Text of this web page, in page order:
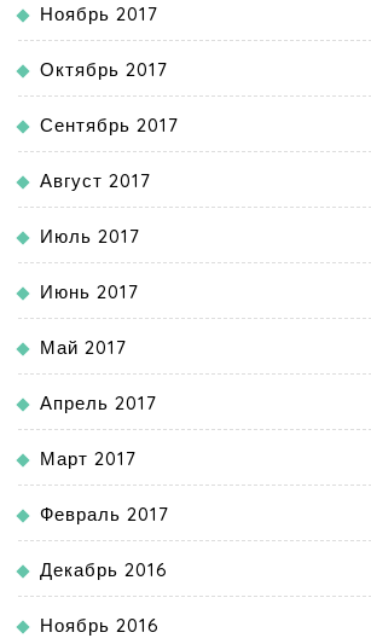
Ноябрь 2017
Октябрь 2017
Сентябрь 2017
Август 2017
Июль 2017
Июнь 2017
Май 2017
Апрель 2017
Март 2017
Февраль 2017
Декабрь 2016
Ноябрь 2016